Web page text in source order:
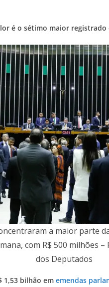
é o sétimo maior registrado
a maior parte
com R$ 500 milhões
dos Deputados
1,53 bilhão em emendas